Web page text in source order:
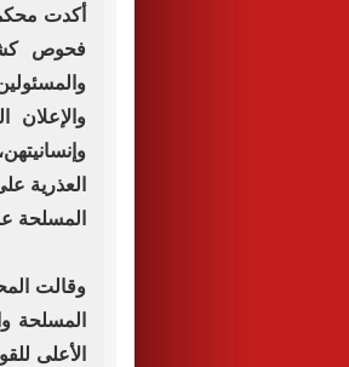
أكدت
فحوص
والإعلان
العذرية
المسلحة
وقالت
المسلحة
الأعلى